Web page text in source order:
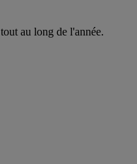
au long de l'année.